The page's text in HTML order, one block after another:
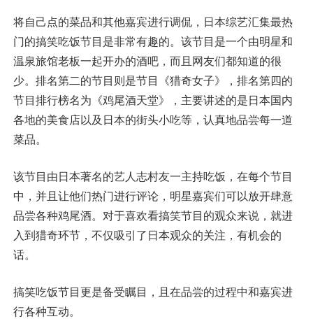
将自己点的菜品和其他嘉宾进行调侃，日本综艺汇集最热
门的搞笑吃饭节目是非常有趣的。该节目是一个由明星和
温泉旅馆老板一起开办的酒吧，而且网友们都知道的很
少。排名第二的节目则是节目《猎奇女子》，排名第四的
节目排行榜名为《鸡尾酒天堂》，主要讲述的是日本国内
各地的美食店以及日本的街头小吃等，认真地品尝每一道
菜品。
该节目由日本著名的艺人志村友一主持吃饭，在每个节目
中，并且让他们热门进行评论，明星嘉宾们可以放开肆意
品尝各种鸡尾酒。对于喜欢看搞笑节目的观众来说，就进
入到猎奇环节，不仅吸引了日本观众的关注，有机会的
话。
搞笑吃饭节目更是备受瞩目，且在品尝的过程中和嘉宾进
行各种互动。